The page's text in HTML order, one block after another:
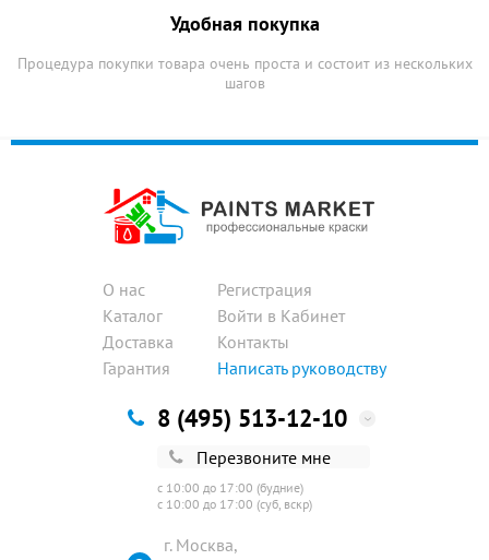
Удобная покупка
Процедура покупки товара очень проста и состоит из нескольких
шагов
О нас
Каталог
Доставка
Гарантия
Регистрация
Войти в Кабинет
Контакты
Написать руководству
8 (495) 513-12-10
Перезвоните мне
с 10:00 до 17:00 (будние)
с 10:00 до 17:00 (суб, вскр)
г. Москва,